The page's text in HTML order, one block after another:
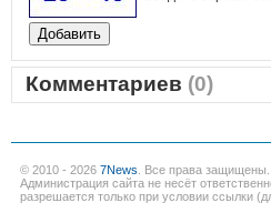
Комментариев (0)
© 2010 - 2026 7News . Все права защищены.
Администрация сайта не несёт
разрешается только при условии ссылки